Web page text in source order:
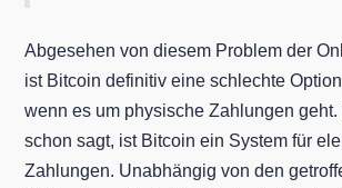
Abgesehen von diesem Problem der
ist Bitcoin definitiv eine schlechte
wenn es um physische Zahlungen
schon sagt, ist Bitcoin ein System für
Zahlungen. Unabhängig von den